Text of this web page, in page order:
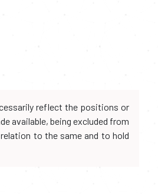
reflect the positions or
available, being excluded from
to the same and to hold